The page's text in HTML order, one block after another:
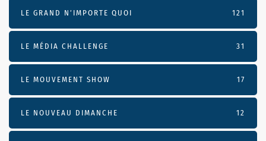
LE GRAND N’IMPORTE QUOI 121
LE MÉDIA CHALLENGE 31
LE MOUVEMENT SHOW 17
LE NOUVEAU DIMANCHE 12